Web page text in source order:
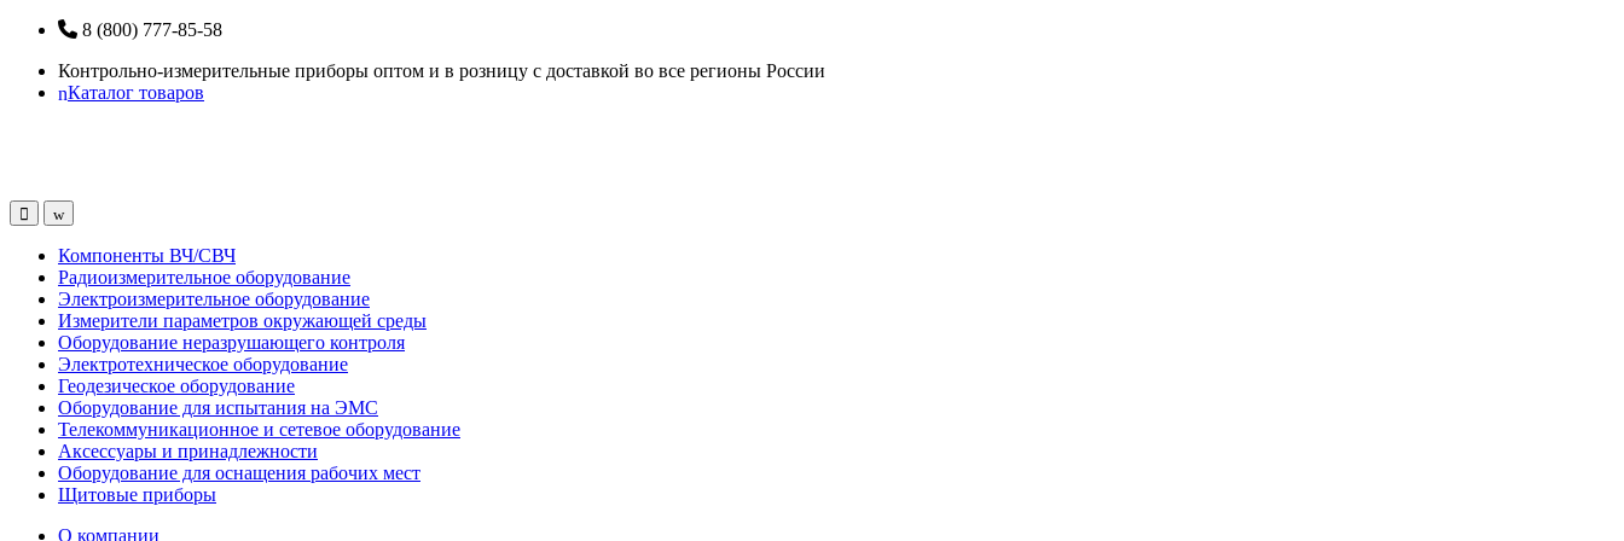
Перейти
навигации
Перейти
содержанию
8 (800) 777-85-58
Контрольно-измерительные приборы оптом и в розницу с доставкой во все регионы России
Каталог товаров
OpenClose
Компоненты ВЧ/СВЧ
Радиоизмерительное оборудование
Электроизмерительное оборудование
Измерители параметров окружающей среды
Оборудование неразрушающего контроля
Электротехническое оборудование
Геодезическое оборудование
Оборудование для испытания на ЭМС
Телекоммуникационное и сетевое оборудование
Аксессуары и принадлежности
Оборудование для оснащения рабочих мест
Щитовые приборы
О компании